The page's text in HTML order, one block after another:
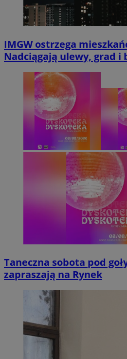
IMGW ostrzega
Nadciągają ulewy, grad
Taneczna sobota pod
zapraszają na Rynek